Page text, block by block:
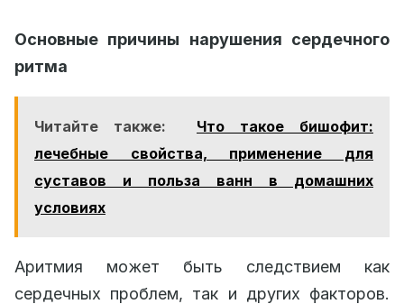
Основные причины нарушения сердечного
ритма
Читайте также:
Что такое бишофит:
лечебные свойства, применение для
суставов и польза ванн в домашних
условиях
Аритмия может быть следствием как
сердечных проблем, так и других факторов.